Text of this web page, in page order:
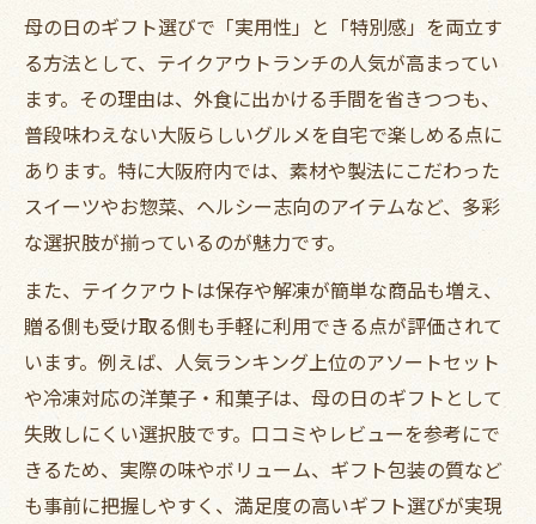
母の日のギフト選びで「実用性」と「特別感」を両立す
る方法として、テイクアウトランチの人気が高まってい
ます。その理由は、外食に出かける手間を省きつつも、
普段味わえない大阪らしいグルメを自宅で楽しめる点に
あります。特に大阪府内では、素材や製法にこだわった
スイーツやお惣菜、ヘルシー志向のアイテムなど、多彩
な選択肢が揃っているのが魅力です。
また、テイクアウトは保存や解凍が簡単な商品も増え、
贈る側も受け取る側も手軽に利用できる点が評価されて
います。例えば、人気ランキング上位のアソートセット
や冷凍対応の洋菓子・和菓子は、母の日のギフトとして
失敗しにくい選択肢です。口コミやレビューを参考にで
きるため、実際の味やボリューム、ギフト包装の質など
も事前に把握しやすく、満足度の高いギフト選びが実現